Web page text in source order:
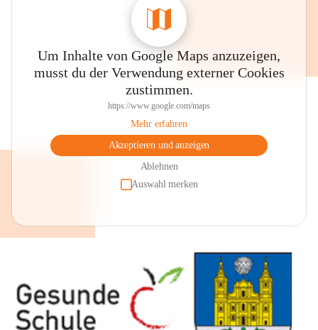
Um Inhalte von Google Maps anzuzeigen,
musst du der Verwendung externer Cookies
zustimmen.
https://www.google.com/maps
Mehr erfahren
Akzeptieren und anzeigen
Ablehnen
Auswahl merken